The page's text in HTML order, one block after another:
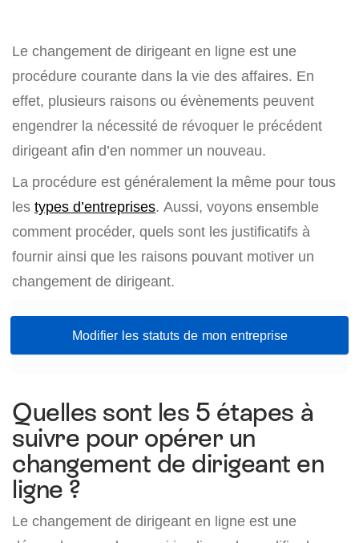
Le changement de dirigeant en ligne est une
procédure courante dans la vie des affaires. En
effet, plusieurs raisons ou évènements peuvent
engendrer la nécessité de révoquer le précédent
dirigeant afin d’en nommer un nouveau.
La procédure est généralement la même pour tous
les types d’entreprises. Aussi, voyons ensemble
comment procéder, quels sont les justificatifs à
fournir ainsi que les raisons pouvant motiver un
changement de dirigeant.
Modifier les statuts de mon entreprise
Quelles sont les 5 étapes à
suivre pour opérer un
changement de dirigeant en
ligne ?
Le changement de dirigeant en ligne est une